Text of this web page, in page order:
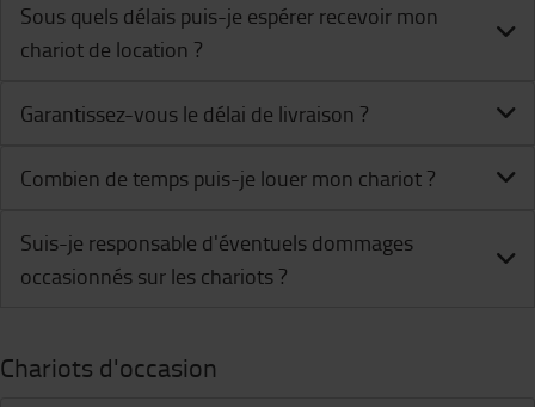
Sous quels délais puis-je espérer recevoir mon
chariot de location ?
Garantissez-vous le délai de livraison ?
Combien de temps puis-je louer mon chariot ?
Suis-je responsable d'éventuels dommages
occasionnés sur les chariots ?
Chariots d'occasion